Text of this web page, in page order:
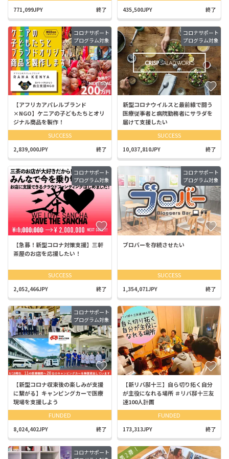
771,099JPY 終了 435,500JPY 終了
コロナサポート
プログラム対象
【アフリカアパレルブランド
×NGO】ケニアの子どもたちとオリ
ジナル商品を製作！
SUCCESS
2,839,000JPY 終了
コロナサポート
プログラム対象
新型コロナウイルスと最前線で闘う
医療従事者と病院勤務者にサラダを
届けて支援したい
SUCCESS
10,037,810JPY 終了
コロナサポート
プログラム対象
【急募！新型コロナ対策支援】三軒
茶屋のお店を応援したい！
SUCCESS
2,052,466JPY 終了
コロナサポート
プログラム対象
ブロバーを存続させたい
SUCCESS
1,354,071JPY 終了
コロナサポート
プログラム対象
【新型コロナ収束後の楽しみが支援
に繋がる】キャンピングカーで医療
現場を支援しよう
FUNDED
8,024,402JPY 終了
【新リバ邸十三】自ら切り拓く自分
が主役になれる場所 ＃リバ邸十三友
達100人計画
FUNDED
173,313JPY 終了
コロナサポート